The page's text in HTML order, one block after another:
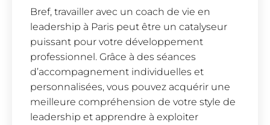
Bref, travailler avec un coach de vie en
leadership à Paris peut être un catalyseur
puissant pour votre développement
professionnel. Grâce à des séances
d’accompagnement individuelles et
personnalisées, vous pouvez acquérir une
meilleure compréhension de votre style de
leadership et apprendre à exploiter